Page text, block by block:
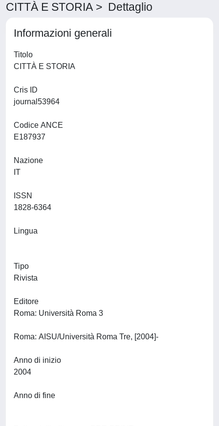
CITTÀ E STORIA > Dettaglio
Informazioni generali
Titolo
Cris ID
Codice ANCE
Nazione
ISSN
Lingua
Tipo
Rivista
Editore
Roma: Università Roma 3
Anno di inizio
Anno di fine